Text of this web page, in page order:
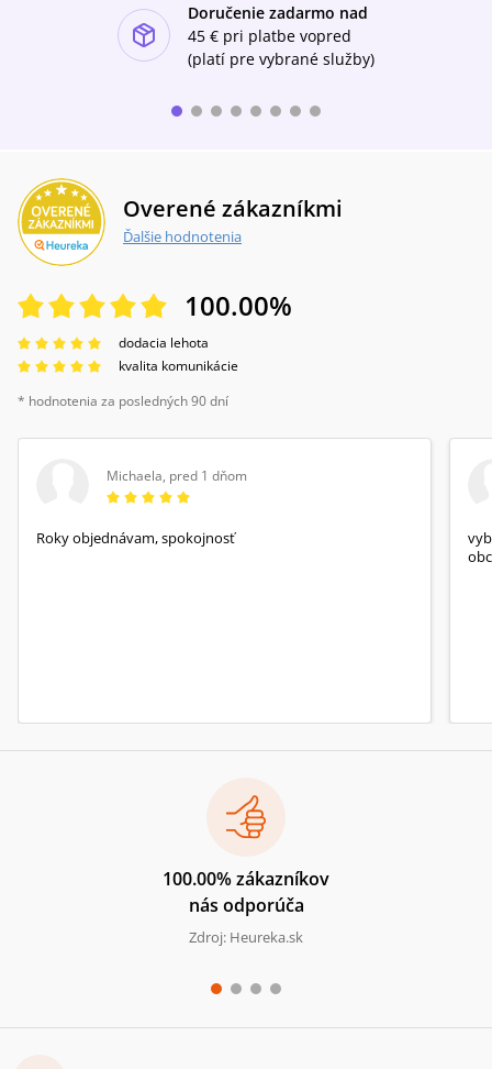
Doručenie zadarmo nad
45 € pri platbe vopred
(platí pre vybrané služby)
Overené zákazníkmi
Ďalšie hodnotenia
100.00%
dodacia lehota
kvalita komunikácie
* hodnotenia za posledných 90 dní
Michaela, pred 1 dňom
Roky objednávam, spokojnosť
100.00% zákazníkov
nás odporúča
Zdroj: Heureka.sk